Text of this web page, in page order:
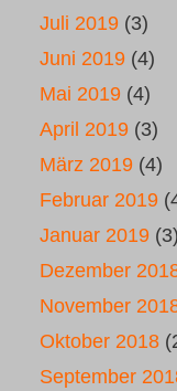
Juli 2019 (3)
Juni 2019 (4)
Mai 2019 (4)
April 2019 (3)
März 2019 (4)
Februar 2019
Januar 2019 (3)
Dezember
November
Oktober 2018
September